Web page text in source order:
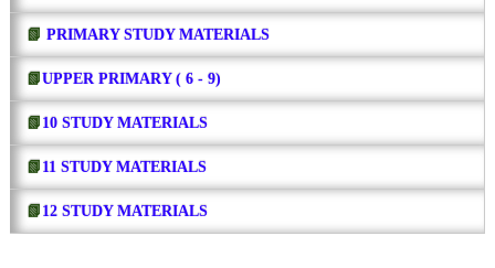
📗 PRIMARY STUDY MATERIALS
📗UPPER PRIMARY ( 6 - 9)
📗 10 STUDY MATERIALS
📗 11 STUDY MATERIALS
📗 12 STUDY MATERIALS